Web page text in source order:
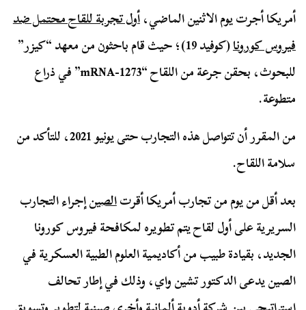
أمريكا أجرت يوم الاثنين الماضي،أول تجربة للقاح محتمل ضد
فيروس كورونا
(كوفيد 19)؛ حيث قام باحثون من معهد “كيزر”
للبحوث، بحقن جرعة من اللقاح “mRNA-1273” في ذراع
متطوعة.
من المقرر أن تتواصل هذه التجارب حتى يونيو 2021، للتأكد من
سلامة اللقاح.
بعد أقل من يوم من تجارب أمريكا أقرتالصينإجراء التجارب
السريرية على أول لقاح يتم تطويره لمكافحة فيروس كورونا
الجديد، بقيادة طبيب من أكاديمية العلوم الطبية العسكرية في
الصين يدعى الدكتور تشين واي، وذلك في إطار تحالف